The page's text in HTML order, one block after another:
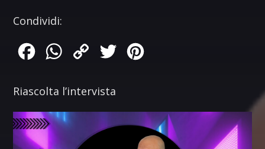
Condividi:
FacebookWhatsApp
Copy
Twitter
Riascolta l’intervista